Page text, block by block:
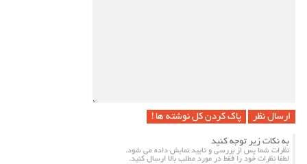
پاک کردن کل نوشته ها !
به نکات زیر توجه کنید
نظرات شما پس از بررسی و تایید نمایش داده می شود.
لطفا نظرات خود را فقط در مورد مطلب بالا ارسال کنید.